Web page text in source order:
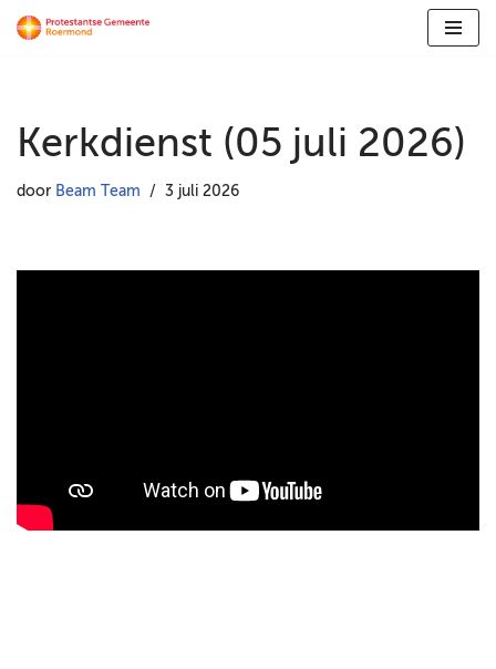
inhoud
Kerkdienst (05 juli 2026)
door Beam Team 3 juli 2026